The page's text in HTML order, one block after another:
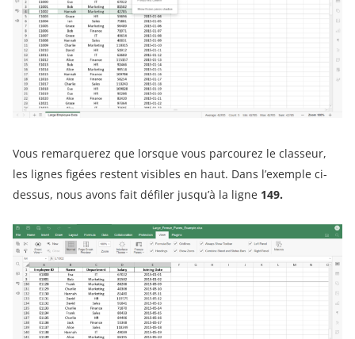
Vous remarquerez que lorsque vous parcourez le classeur,
les lignes figées restent visibles en haut. Dans l’exemple ci-
dessus, nous avons fait défiler jusqu’à la ligne 149.